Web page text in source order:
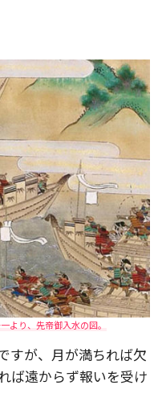
より、先帝御入水の図。
すが、月が満ちれば欠
ば遠からず報いを受け